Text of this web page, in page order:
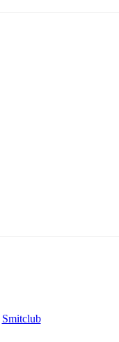
Smitclub